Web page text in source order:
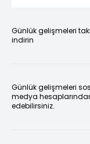
Günlük gelişmeleri
indirin
Günlük gelişmeleri
medya
edebilirsiniz.